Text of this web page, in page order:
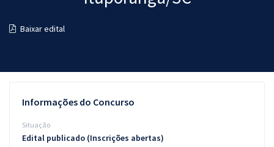
Graduação
Questões grátis
Baixar edital
Informações do Concurso
Situação
Edital publicado (Inscrições abertas)